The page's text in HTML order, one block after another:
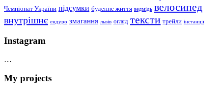
Чемпіонат України підсумки буденне життя ведмідь велосипед
внутрішнє ендуро змагання львів огляд тексти трейли інстанції
Instagram
…
My projects